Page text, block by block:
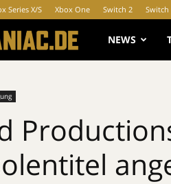
Series X/S Xbox One Switch 2 Switch
MANIAC.de
NEWS